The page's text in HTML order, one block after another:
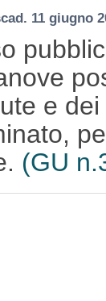
11 giugno
e
(GU